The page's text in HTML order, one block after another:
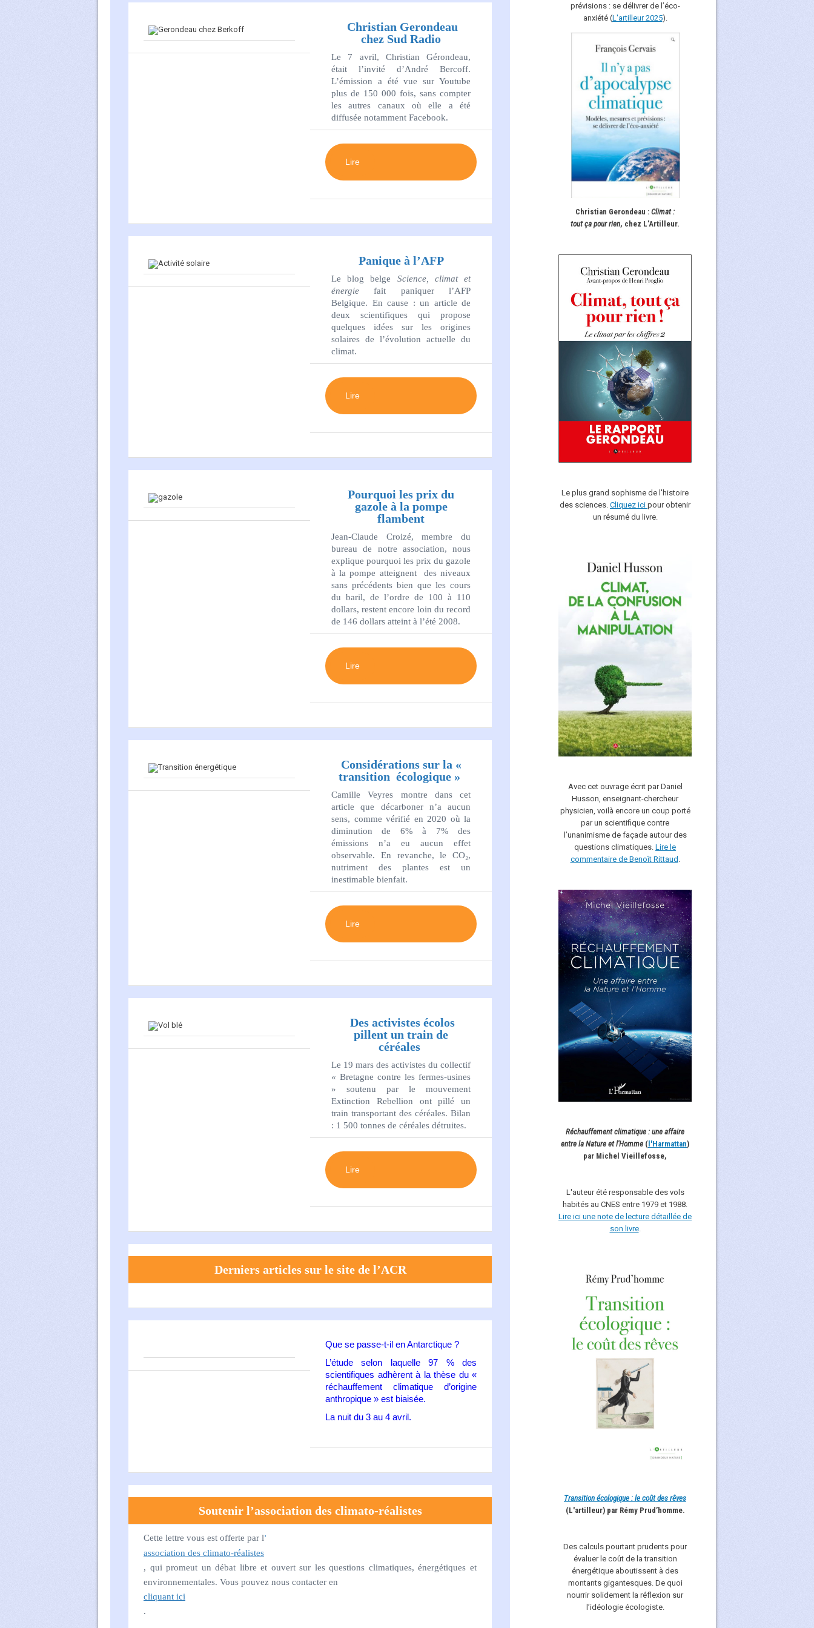
Christian Gerondeau
chez Sud Radio
Le 7 avril, Christian Gérondeau,
était l’invité d’André Bercoff.
L’émission a été vue sur Youtube
plus de 150 000 fois, sans compter
les autres canaux où elle a été
diffusée notamment Facebook.
Lire
Panique à l’AFP
Le blog belge Science, climat et
énergie fait paniquer l’AFP
Belgique. En cause : un article de
deux scientifiques qui propose
quelques idées sur les origines
solaires de l’évolution actuelle du
climat.
Lire
Pourquoi les prix du
gazole à la pompe
flambent
Jean-Claude Croizé, membre du
bureau de notre association, nous
explique pourquoi les prix du gazole
à la pompe atteignent des niveaux
sans précédents bien que les cours
du baril, de l’ordre de 100 à 110
dollars, restent encore loin du record
de 146 dollars atteint à l’été 2008.
Lire
Considérations sur la «
transition écologique »
Camille Veyres montre dans cet
article que décarboner n’a aucun
sens, comme vérifié en 2020 où la
diminution de 6% à 7% des
émissions n’a eu aucun effet
observable. En revanche, le CO₂,
nutriment des plantes est un
inestimable bienfait.
Lire
Des activistes écolos
pillent un train de
céréales
Le 19 mars des activistes du collectif
« Bretagne contre les fermes-usines
» soutenu par le mouvement
Extinction Rebellion ont pillé un
train transportant des céréales. Bilan
: 1 500 tonnes de céréales détruites.
Lire
Derniers articles sur le site de l’ACR
Que se passe-t-il en Antarctique ?
L’étude selon laquelle 97 % des
scientifiques adhèrent à la thèse du «
réchauffement climatique d’origine
anthropique » est biaisée.
La nuit du 3 au 4 avril.
Soutenir l’association des climato-réalistes
Cette lettre vous est offerte par l’
association des climato-réalistes
, qui promeut un débat libre et ouvert sur les questions climatiques, énergétiques et
environnementales. Vous pouvez nous contacter en
cliquant ici
.
prévisions : se délivrer de l’éco-
anxiété (L'artilleur 2025).
Christian Gerondeau : Climat :
tout ça pour rien, chez L’Artilleur.
Le plus grand sophisme de l'histoire
des sciences. Cliquez ici pour obtenir
un résumé du livre.
Avec cet ouvrage écrit par Daniel
Husson, enseignant-chercheur
physicien, voilà encore un coup porté
par un scientifique contre
l’unanimisme de façade autour des
questions climatiques. Lire le
commentaire de Benoît Rittaud
Réchauffement climatique : une affaire
entre la Nature et l'Homme (l'Harmattan)
par Michel Vieillefosse,
L'auteur été responsable des vols
habités au CNES entre 1979 et 1988.
Lire ici une note de lecture détaillée de
son livre.
Transition écologique : le coût des rêves
(L'artilleur) par Rémy Prud’homme.
Des calculs pourtant prudents pour
évaluer le coût de la transition
énergétique aboutissent à des
montants gigantesques. De quoi
nourrir solidement la réflexion sur
l’idéologie écologiste.